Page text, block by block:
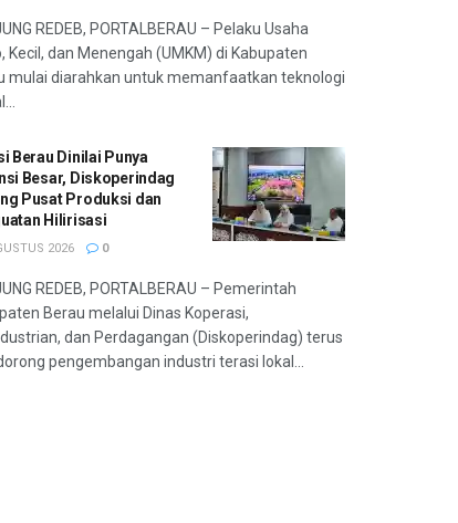
REDEB, PORTALBERAU – Pelaku Usaha
Kecil, dan Menengah (UMKM) di Kabupaten
mulai diarahkan untuk memanfaatkan teknologi
Berau Dinilai Punya
Besar, Diskoperindag
Pusat Produksi dan
Hilirisasi
2026 0
REDEB, PORTALBERAU – Pemerintah
Berau melalui Dinas Koperasi,
dan Perdagangan (Diskoperindag) terus
pengembangan industri terasi lokal...